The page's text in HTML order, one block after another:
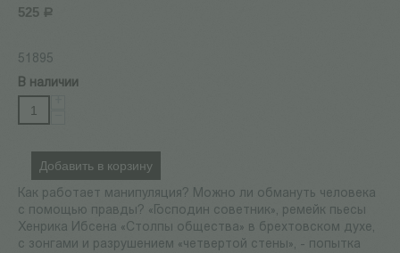
525 Р
51895
В наличии
Добавить в корзину
Как работает манипуляция? Можно ли обмануть человека
с помощью правды? «Господин советник», ремейк пьесы
Хенрика Ибсена «Столпы общества» в брехтовском духе,
с зонгами и разрушением «четвертой стены», - попытка